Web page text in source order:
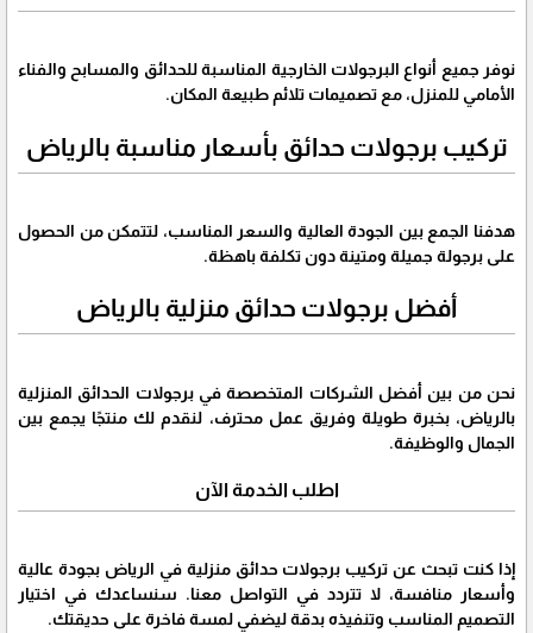
نوفر جميع أنواع البرجولات الخارجية المناسبة للحدائق والمسابح والفناء
الأمامي للمنزل، مع تصميمات تلائم طبيعة المكان.
تركيب برجولات حدائق بأسعار مناسبة بالرياض
هدفنا الجمع بين الجودة العالية والسعر المناسب، لتتمكن من الحصول
على برجولة جميلة ومتينة دون تكلفة باهظة.
أفضل برجولات حدائق منزلية بالرياض
نحن من بين أفضل الشركات المتخصصة في برجولات الحدائق المنزلية
بالرياض، بخبرة طويلة وفريق عمل محترف، لنقدم لك منتجًا يجمع بين
الجمال والوظيفة.
اطلب الخدمة الآن
إذا كنت تبحث عن تركيب برجولات حدائق منزلية في الرياض بجودة عالية
وأسعار منافسة، لا تتردد في التواصل معنا. سنساعدك في اختيار
التصميم المناسب وتنفيذه بدقة ليضفي لمسة فاخرة على حديقتك.